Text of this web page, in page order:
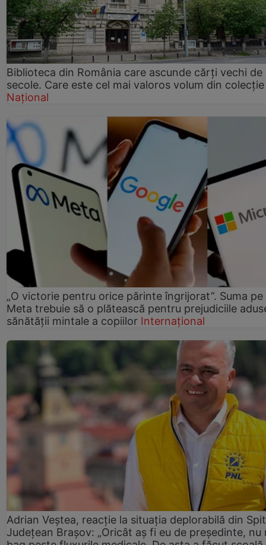
Biblioteca din România care ascunde cărți vechi de
secole. Care este cel mai valoros volum din colecție
Național
„O victorie pentru orice părinte îngrijorat”. Suma pe
Meta trebuie să o plătească pentru prejudiciile
sănătății mintale a copiilor Internațional
Adrian Veștea, reacție la situația deplorabilă din
Județean Brașov: „Oricât aș fi eu de președinte, nu